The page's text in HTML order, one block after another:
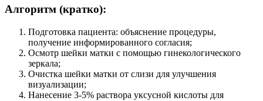
Алгоритм (кратко):
Подготовка пациента: объяснение процедуры,
получение информированного согласия;
Осмотр шейки матки с помощью гинекологического
зеркала;
Очистка шейки матки от слизи для улучшения
визуализации;
Нанесение 3-5% раствора уксусной кислоты для